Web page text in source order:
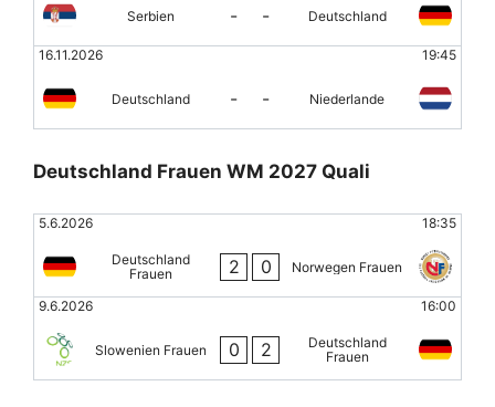
Serbien - - Deutschland
16.11.2026 19:45
Deutschland - - Niederlande
Deutschland Frauen WM 2027 Quali
5.6.2026 18:35
Deutschland
Frauen
2 0 Norwegen Frauen
9.6.2026 16:00
Slowenien Frauen 0 2
Deutschland
Frauen